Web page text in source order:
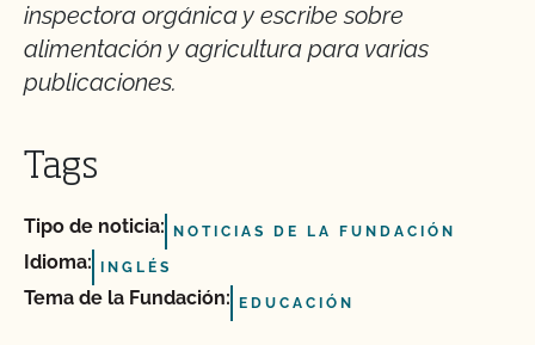
inspectora orgánica y escribe sobre
alimentación y agricultura para varias
publicaciones.
Tags
Tipo de noticia: NOTICIAS DE LA FUNDACIÓN
Idioma: INGLÉS
Tema de la Fundación: EDUCACIÓN